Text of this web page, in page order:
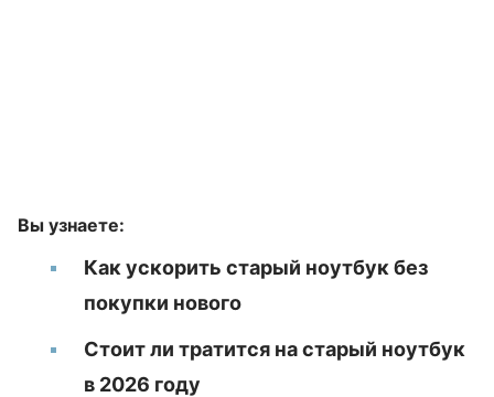
Вы узнаете:
Как ускорить старый ноутбук без
покупки нового
Стоит ли тратится на старый ноутбук
в 2026 году